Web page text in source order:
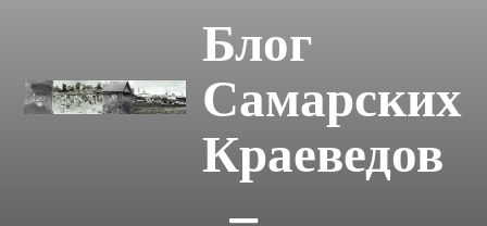
Блог
Самарских
Краеведов